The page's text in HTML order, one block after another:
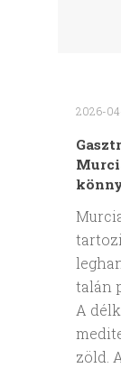
2026-
talán
A
zöld.